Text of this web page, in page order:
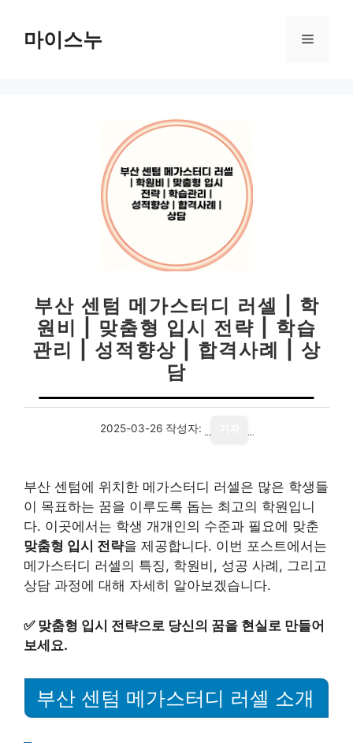
마이스누 메
부산 센텀 메가스터디 러셀 | 학
원비 | 맞춤형 입시 전략 | 학습
관리 | 성적향상 | 합격사례 | 상
담
2025-03-26 작성자:
부산 센텀에 위치한 메가스터디 러셀은 많은 학생들
이 목표하는 꿈을 이루도록 돕는 최고의 학원입니
다. 이곳에서는 학생 개개인의 수준과 필요에 맞춘
맞춤형 입시 전략을 제공합니다. 이번 포스트에서는
메가스터디 러셀의 특징, 학원비, 성공 사례, 그리고
상담 과정에 대해 자세히 알아보겠습니다.
✅ 맞춤형 입시 전략으로 당신의 꿈을 현실로 만들어
보세요.
부산 센텀 메가스터디 러셀 소개